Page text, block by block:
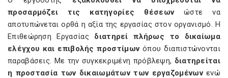
προσαρμόζει τις κατηγορίες θέσεωνώστε να
αποτυπώνεται ορθά η αξία της εργασίας στον οργανισμό. Η
Επιθεώρηση Εργασίας διατηρεί πλήρως το δικαίωμα
ελέγχου και επιβολής προστίμωνόπου διαπιστώνονται
παραβάσεις. Με την συγκεκριμένη πρόβλεψη, διατηρείται
η προστασία των δικαιωμάτων των εργαζομένωνενώ